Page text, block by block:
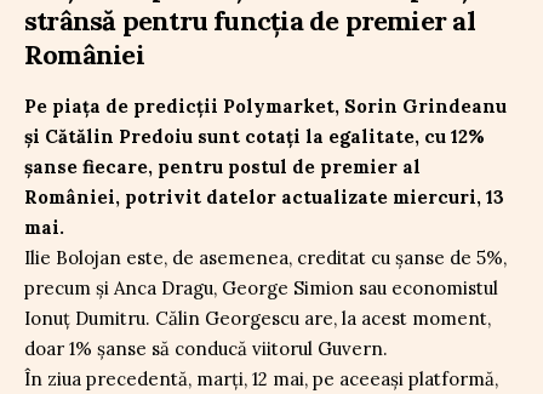
strânsă pentru funcția de premier al
României
Pe piața de predicții Polymarket, Sorin Grindeanu
și Cătălin Predoiu sunt cotați la egalitate, cu 12%
șanse fiecare, pentru postul de premier al
României, potrivit datelor actualizate miercuri, 13
mai.
Ilie Bolojan este, de asemenea, creditat cu șanse de 5%,
precum și Anca Dragu, George Simion sau economistul
Ionuț Dumitru. Călin Georgescu are, la acest moment,
doar 1% șanse să conducă viitorul Guvern.
În ziua precedentă, marți, 12 mai, pe aceeași platformă,